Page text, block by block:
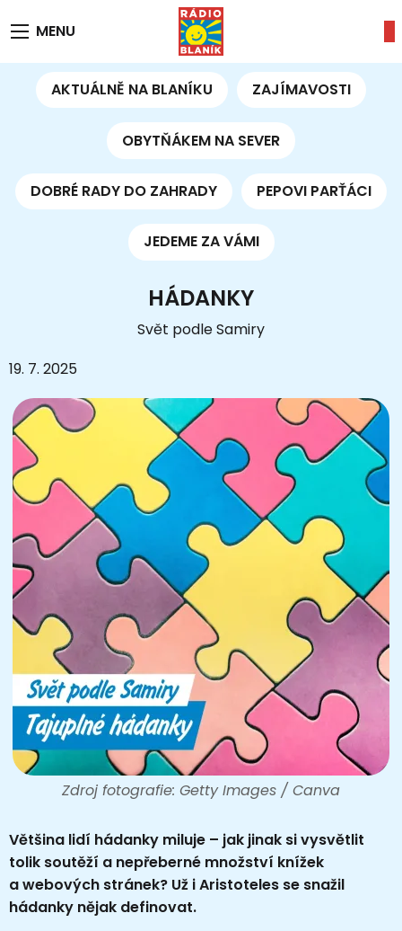
MENU
AKTUÁLNĚ NA BLANÍKU ZAJÍMAVOSTI
OBYTŇÁKEM NA SEVER
DOBRÉ RADY DO ZAHRADY PEPOVI PARŤÁCI
JEDEME ZA VÁMI
HÁDANKY
Svět podle Samiry
19. 7. 2025
Zdroj fotografie: Getty Images / Canva
Většina lidí hádanky miluje – jak jinak si vysvětlit
tolik soutěží a nepřeberné množství knížek
a webových stránek? Už i Aristoteles se snažil
hádanky nějak definovat.